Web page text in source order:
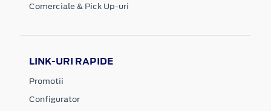
Comerciale & Pick Up-uri
LINK-URI RAPIDE
Promotii
Configurator